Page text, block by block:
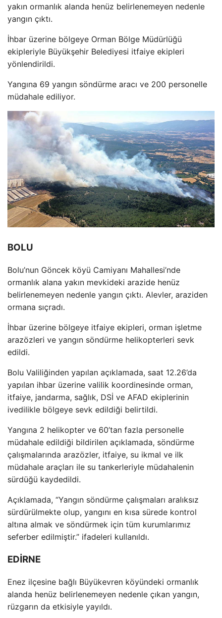
yakın ormanlık alanda henüz belirlenemeyen nedenle
yangın çıktı.
İhbar üzerine bölgeye Orman Bölge Müdürlüğü
ekipleriyle Büyükşehir Belediyesi itfaiye ekipleri
yönlendirildi.
Yangına 69 yangın söndürme aracı ve 200 personelle
müdahale ediliyor.
BOLU
Bolu’nun Göncek köyü Camiyanı Mahallesi’nde
ormanlık alana yakın mevkideki arazide henüz
belirlenemeyen nedenle yangın çıktı. Alevler, araziden
ormana sıçradı.
İhbar üzerine bölgeye itfaiye ekipleri, orman işletme
arazözleri ve yangın söndürme helikopterleri sevk
edildi.
Bolu Valiliğinden yapılan açıklamada, saat 12.26’da
yapılan ihbar üzerine valilik koordinesinde orman,
itfaiye, jandarma, sağlık, DSİ ve AFAD ekiplerinin
ivedilikle bölgeye sevk edildiği belirtildi.
Yangına 2 helikopter ve 60’tan fazla personelle
müdahale edildiği bildirilen açıklamada, söndürme
çalışmalarında arazözler, itfaiye, su ikmal ve ilk
müdahale araçları ile su tankerleriyle müdahalenin
sürdüğü kaydedildi.
Açıklamada, “Yangın söndürme çalışmaları aralıksız
sürdürülmekte olup, yangını en kısa sürede kontrol
altına almak ve söndürmek için tüm kurumlarımız
seferber edilmiştir.” ifadeleri kullanıldı.
EDİRNE
Enez ilçesine bağlı Büyükevren köyündeki ormanlık
alanda henüz belirlenemeyen nedenle çıkan yangın,
rüzgarın da etkisiyle yayıldı.